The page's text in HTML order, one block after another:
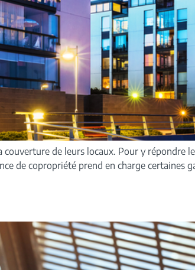
de leurs locaux. Pour y répondre
de copropriété prend en charge certaines